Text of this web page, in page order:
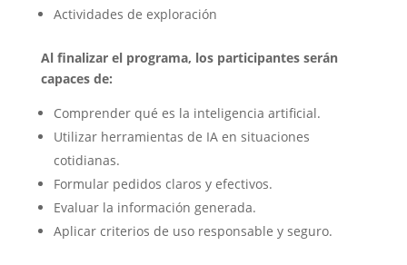
Actividades de exploración
Al finalizar el programa, los participantes serán
capaces de:
Comprender qué es la inteligencia artificial.
Utilizar herramientas de IA en situaciones
cotidianas.
Formular pedidos claros y efectivos.
Evaluar la información generada.
Aplicar criterios de uso responsable y seguro.